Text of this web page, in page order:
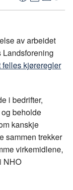
a
e
b
o
i
k
e
d
-
o
s
t
av arbeidet
felles kjøreregler
i bedrifter,
beholde
kanskje
sammen trekker
virkemidlene,
NHO